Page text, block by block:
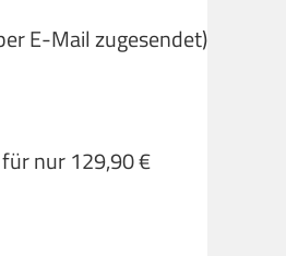
E-Mail zugesendet)
nur 129,90 €